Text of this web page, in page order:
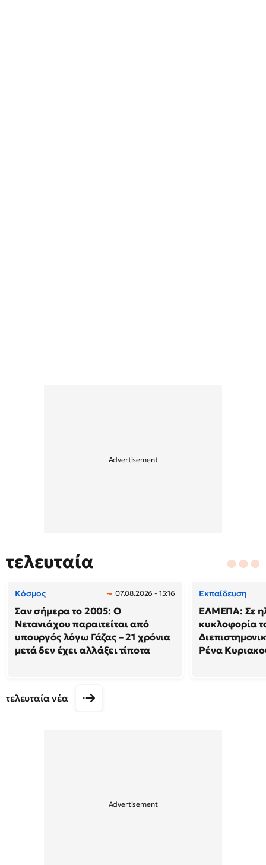
τελευταία
Κόσμος 07.08.2026 - 15:16
Σαν σήμερα το 2005: Ο
Νετανιάχου παραιτείται από
υπουργός λόγω Γάζας – 21 χρόνια
μετά δεν έχει αλλάξει τίποτα
Εκπαίδευση
ΕΛΜΕΠΑ: Σε
κυκλοφορία
Ρένα
τελευταία νέα